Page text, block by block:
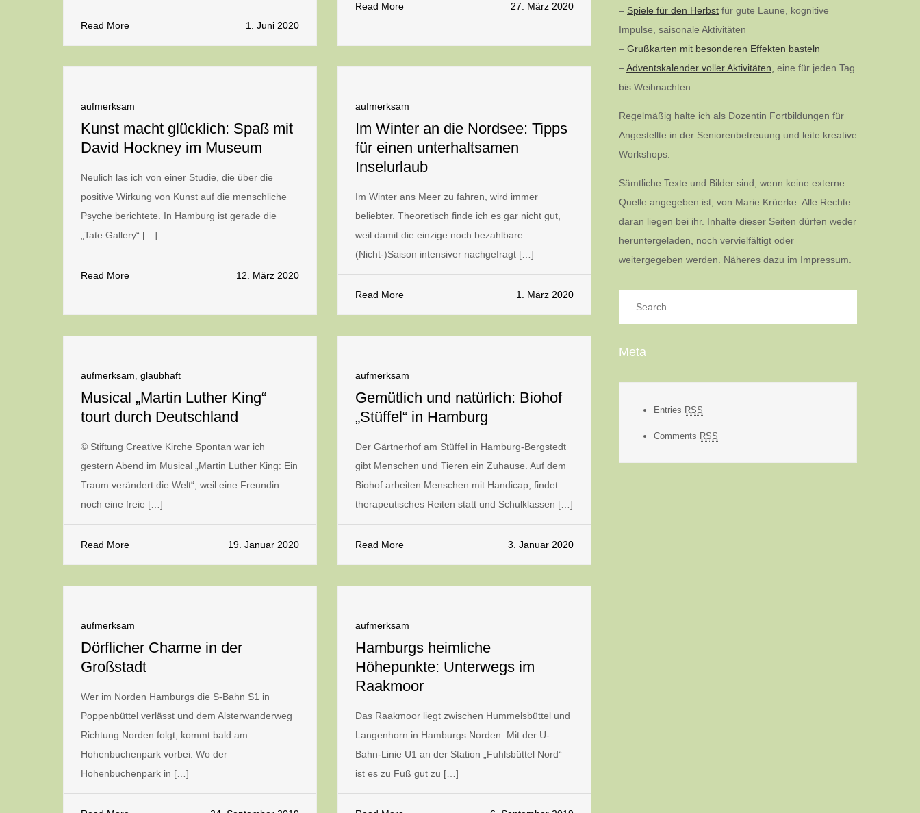
Read More 1. Juni 2020
Read More 27. März 2020
aufmerksam
Kunst macht glücklich: Spaß mit
David Hockney im Museum
Neulich las ich von einer Studie, die über die
positive Wirkung von Kunst auf die menschliche
Psyche berichtete. In Hamburg ist gerade die
„Tate Gallery“ […]
Read More 12. März 2020
aufmerksam
Im Winter an die Nordsee: Tipps
für einen unterhaltsamen
Inselurlaub
Im Winter ans Meer zu fahren, wird immer
beliebter. Theoretisch finde ich es gar nicht gut,
weil damit die einzige noch bezahlbare
(Nicht-)Saison intensiver nachgefragt […]
Read More 1. März 2020
aufmerksam glaubhaft
Musical „Martin Luther King“
tourt durch Deutschland
© Stiftung Creative Kirche Spontan war ich
gestern Abend im Musical „Martin Luther King: Ein
Traum verändert die Welt“, weil eine Freundin
noch eine freie […]
Read More 19. Januar 2020
aufmerksam
Gemütlich und natürlich: Biohof
„Stüffel“ in Hamburg
Der Gärtnerhof am Stüffel in Hamburg-Bergstedt
gibt Menschen und Tieren ein Zuhause. Auf dem
Biohof arbeiten Menschen mit Handicap, findet
therapeutisches Reiten statt und Schulklassen […]
Read More 3. Januar 2020
aufmerksam
Dörflicher Charme in der
Großstadt
Wer im Norden Hamburgs die S-Bahn S1 in
Poppenbüttel verlässt und dem Alsterwanderweg
Richtung Norden folgt, kommt bald am
Hohenbuchenpark vorbei. Wo der
Hohenbuchenpark in […]
aufmerksam
Hamburgs heimliche
Höhepunkte: Unterwegs im
Raakmoor
Das Raakmoor liegt zwischen Hummelsbüttel und
Langenhorn in Hamburgs Norden. Mit der U-
Bahn-Linie U1 an der Station „Fuhlsbüttel Nord“
ist es zu Fuß gut zu […]
– Spiele für den Herbst für gute Laune, kognitive
Impulse, saisonale Aktivitäten
– Grußkarten mit besonderen Effekten basteln
–Adventskalender voller Aktivitäten, eine für jeden Tag
bis Weihnachten
Regelmäßig halte ich als Dozentin Fortbildungen für
Angestellte in der Seniorenbetreuung und leite kreative
Workshops.
Sämtliche Texte und Bilder sind, wenn keine externe
Quelle angegeben ist, von Marie Krüerke. Alle Rechte
daran liegen bei ihr. Inhalte dieser Seiten dürfen weder
heruntergeladen, noch vervielfältigt oder
weitergegeben werden. Näheres dazu im Impressum.
Meta
Entries RSS
Comments RSS